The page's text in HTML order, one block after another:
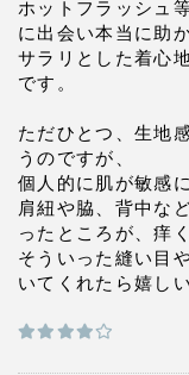
ホットフラッシュ
に出会い本当に助
サラリとした着心
です。
ただひとつ、生地
うのですが、
個人的に肌が敏感
肩紐や脇、背中な
ったところが、痒
そういった縫い目
いてくれたら嬉し